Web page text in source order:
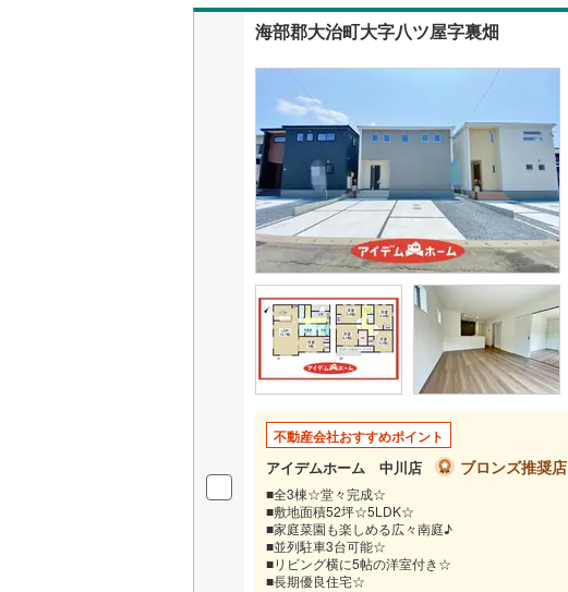
海部郡大治町大字八ツ屋字裏畑
不動産会社おすすめポイント
アイデムホーム 中川店 ブロンズ推奨店
■全3棟☆堂々完成☆
■敷地面積52坪☆5LDK☆
■家庭菜園も楽しめる広々南庭♪
■並列駐車3台可能☆
■リビング横に5帖の洋室付き☆
■長期優良住宅☆